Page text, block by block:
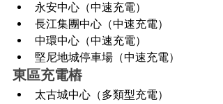
永安中心（中速充電）
長江集團中心（中速充電）
中環中心（中速充電）
堅尼地城停車場（中速充電）
東區充電樁
太古城中心（多類型充電）